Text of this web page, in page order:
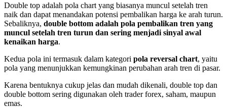
Double top adalah pola chart yang biasanya muncul setelah tren
naik dan dapat menandakan potensi pembalikan harga ke arah turun.
Sebaliknya, double bottom adalah pola pembalikan tren yang
muncul setelah tren turun dan sering menjadi sinyal awal
kenaikan harga.
Kedua pola ini termasuk dalam kategori pola reversal chart, yaitu
pola yang menunjukkan kemungkinan perubahan arah tren di pasar.
Karena bentuknya cukup jelas dan mudah dikenali, double top dan
double bottom sering digunakan oleh trader forex, saham, maupun
emas.